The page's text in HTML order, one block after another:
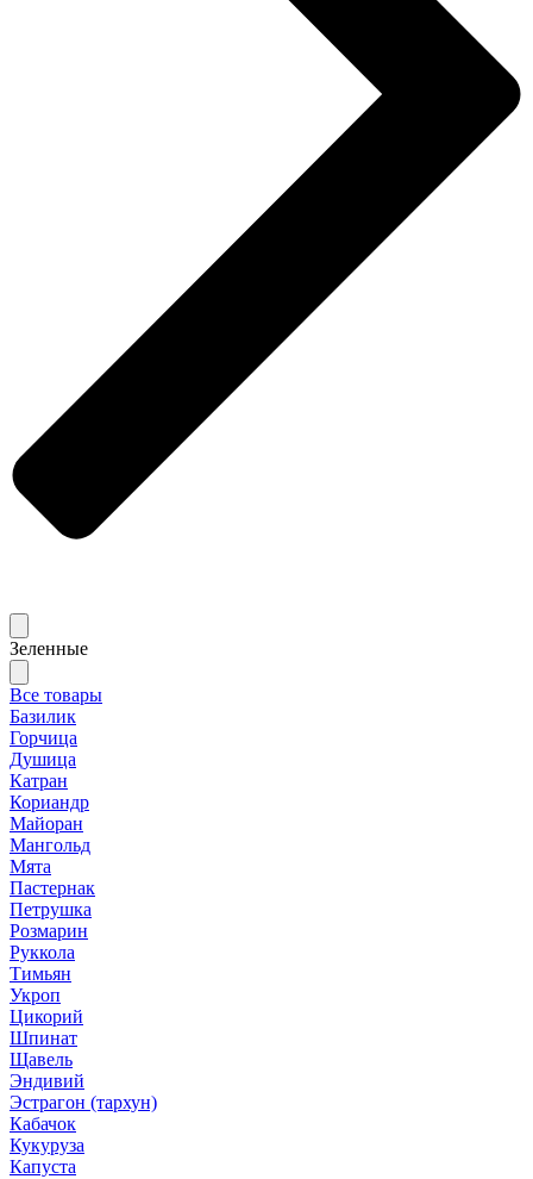
Зеленные
Все товары
Базилик
Горчица
Душица
Катран
Кориандр
Майоран
Мангольд
Мята
Пастернак
Петрушка
Розмарин
Руккола
Тимьян
Укроп
Цикорий
Шпинат
Щавель
Эндивий
Эстрагон (тархун)
Кабачок
Кукуруза
Капуста